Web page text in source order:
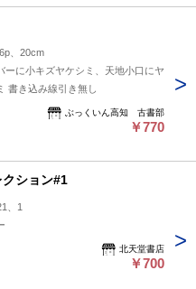
、20cm
ーに小キズヤケシミ、天地小口にヤ
書き込み線引き無し
ぶっくいん高知 古書部
￥770
ション#1
、1
北天堂書店
￥700